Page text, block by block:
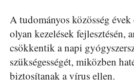
A tudományos közösség
olyan kezelések fejlesztésén,
csökkentik a napi
szükségességét, miközben
biztosítanak a vírus ellen.